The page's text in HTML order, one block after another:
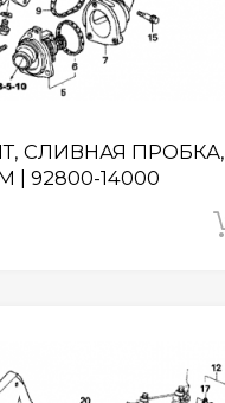
СЛИВНАЯ ПРОБКА,
| 92800-14000